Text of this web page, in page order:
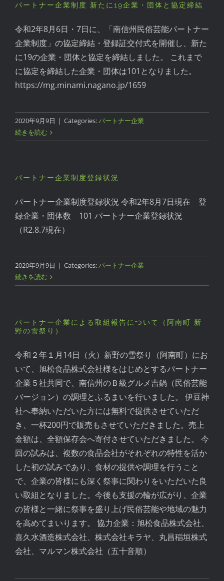
パートナー企業制度 新たに19企業・団体と協定締結
令和2年8月6日・7日に、「南信州民俗芸能パートナー
企業制度」の協定締結・登録証交付式を開催し、新た
に19の企業・団体と協定を締結しました。 これまで
に協定を締結した企業・団体は101となりました。
https://mg.minami.nagano.jp/1659
2020年9月9日 | Categories:パートナー企業
続きを読む
パートナー企業制度登録状況
パートナー企業制度登録状況 令和2年8月7日現在 登
録企業・団体数 101 パートナー企業登録状況
（R2.8.7現在）
2020年9月9日 | Categories:パートナー企業
続きを読む
パートナー企業による取組報告について（阿南町 新
野の雪祭り）
令和２年１月14日（火）新野の雪祭り（阿南町）にお
いて、旭松食品株式会社様をはじめとするパートナー
企業５社共同で、南信州のＢ級グルメ吉鍋（民俗芸能
バージョン）の調理とふるまいを行いました。 伊豆神
社へ奉納いただいた方には無料で提供させていただ
き、一杯200円で販売もさせていただきました。売上
金額は、全額保存会へ寄付させていただきました。 今
回の試みは、複数の食品会社がそれぞれの特性を活か
した初の試みであり、食材の提供や調理を行うこと
で、企業の皆様にも深く祭事に関わりをいただいた良
い取組となりました。今後も支援の輪が広がり、企業
の皆様と一緒に祭事を盛り上げ民俗芸能や地域の魅力
を高めてまいります。 協力企業：旭松食品株式会社、
喜久水酒造株式会社、株式会社キラヤ、丸昌稲垣株式
会社、マルマン株式会社（五十音順）